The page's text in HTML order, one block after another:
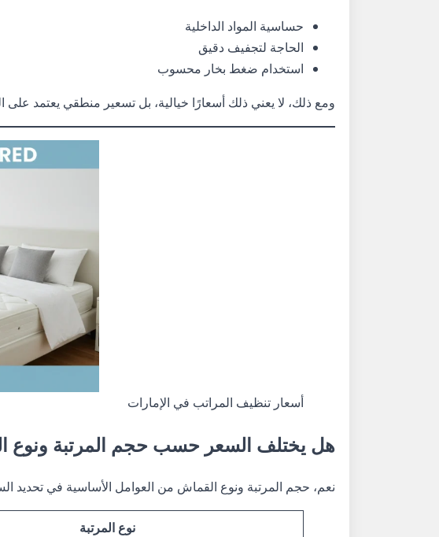
حساسية المواد الداخلية
الحاجة لتجفيف دقيق
استخدام ضغط بخار محسوب
ومع ذلك، لا يعني ذلك أسعارًا خيالية، بل تسعير منطقي يعتمد على
أسعار تنظيف المراتب في الإمارات
هل يختلف السعر حسب حجم المرتبة ونوع
نعم، حجم المرتبة ونوع القماش من العوامل الأساسية في تحديد
نوع المرتبة